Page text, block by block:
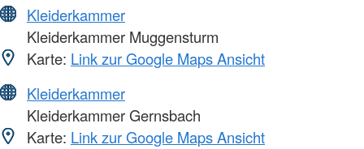
Kleiderkammer
Kleiderkammer Muggensturm
Karte: Link zur Google Maps Ansicht
Kleiderkammer
Kleiderkammer Gernsbach
Karte: Link zur Google Maps Ansicht